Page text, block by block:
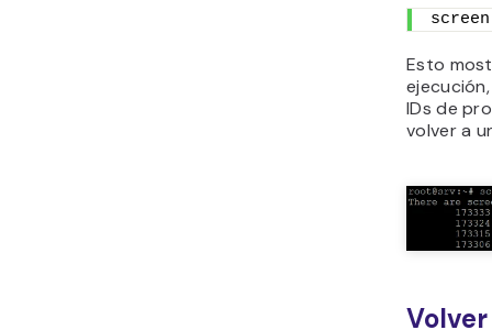
Esto
IDs de
volver a